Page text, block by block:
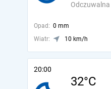
Odczuwalna
Opad: 0 mm
Wiatr:
10 km/h
20:00
32°C